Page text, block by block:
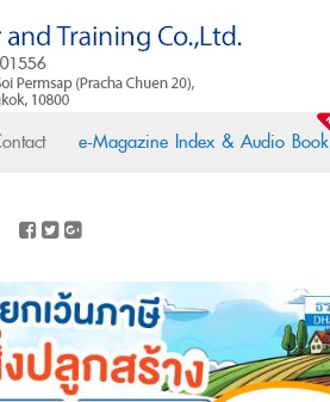
e-Magazine Index & Audio Book